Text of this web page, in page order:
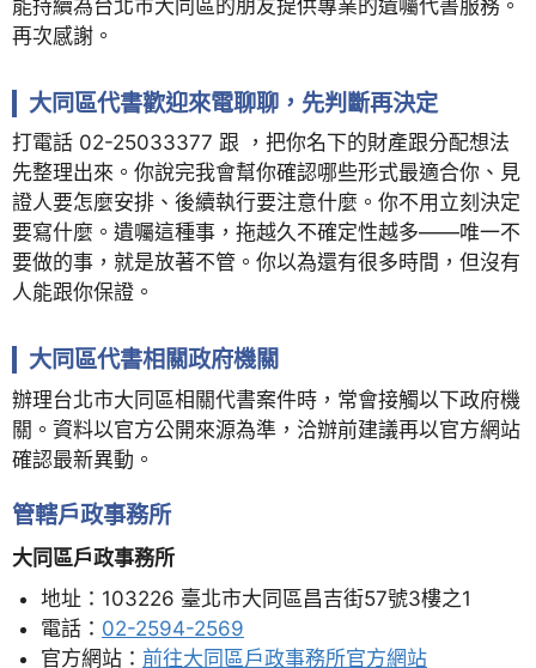
能持續為台北市大同區的朋友提供專業的遺囑代書服務。
再次感謝。
大同區代書歡迎來電聊聊，先判斷再決定
打電話 02-25033377 跟 ，把你名下的財產跟分配想法
先整理出來。你說完我會幫你確認哪些形式最適合你、見
證人要怎麼安排、後續執行要注意什麼。你不用立刻決定
要寫什麼。遺囑這種事，拖越久不確定性越多——唯一不
要做的事，就是放著不管。你以為還有很多時間，但沒有
人能跟你保證。
大同區代書相關政府機關
辦理台北市大同區相關代書案件時，常會接觸以下政府機
關。資料以官方公開來源為準，洽辦前建議再以官方網站
確認最新異動。
管轄戶政事務所
大同區戶政事務所
地址：103226 臺北市大同區昌吉街57號3樓之1
電話： 02-2594-2569
官方網站： 前往大同區戶政事務所官方網站